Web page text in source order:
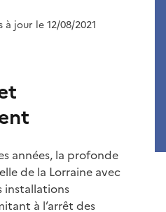
à jour le 12/08/2021
années, la profonde
de la Lorraine avec
installations
à l’arrêt des